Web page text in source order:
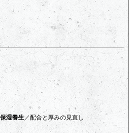
湿養生／配合と厚みの見直し